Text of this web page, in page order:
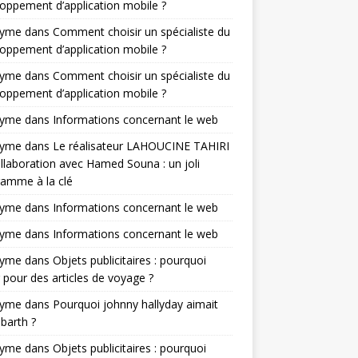
d’application mobile ?
dans Comment choisir un spécialiste du
d’application mobile ?
dans Comment choisir un spécialiste du
d’application mobile ?
dans Informations concernant le web
dans Le réalisateur LAHOUCINE TAHIRI
avec Hamed Souna : un joli
à la clé
dans Informations concernant le web
dans Informations concernant le web
dans Objets publicitaires : pourquoi
des articles de voyage ?
dans Pourquoi johnny hallyday aimait
?
dans Objets publicitaires : pourquoi